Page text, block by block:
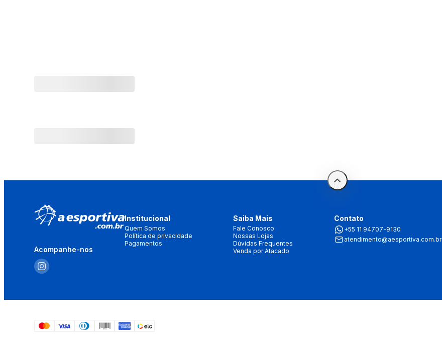
Acompanhe-nos
Institucional
Quem Somos
Política de privacidade
Pagamentos
Saiba Mais
Fale Conosco
Nossas Lojas
Dúvidas Frequentes
Venda por Atacado
Contato
+55 11 94707-9130
atendimento@aesportiva.com.br